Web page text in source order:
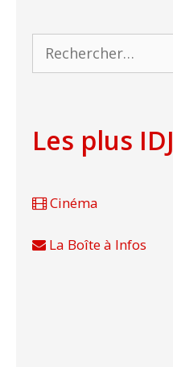
Rechercher :
Les plus IDJ
Cinéma
La Boîte à Infos